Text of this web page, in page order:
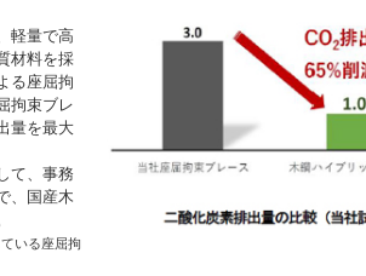
軽量で高
材料を採
る座屈拘
拘束ブレ
量を最大
て、事務
、国産木
いる座屈拘